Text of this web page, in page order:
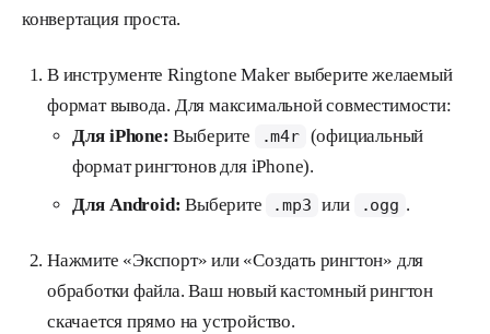
конвертация проста.
В инструменте Ringtone Maker выберите желаемый
формат вывода. Для максимальной совместимости:
Для iPhone: Выберите .m4r (официальный
формат рингтонов для iPhone).
Для Android: Выберите .mp3 или .ogg .
Нажмите «Экспорт» или «Создать рингтон» для
обработки файла. Ваш новый кастомный рингтон
скачается прямо на устройство.